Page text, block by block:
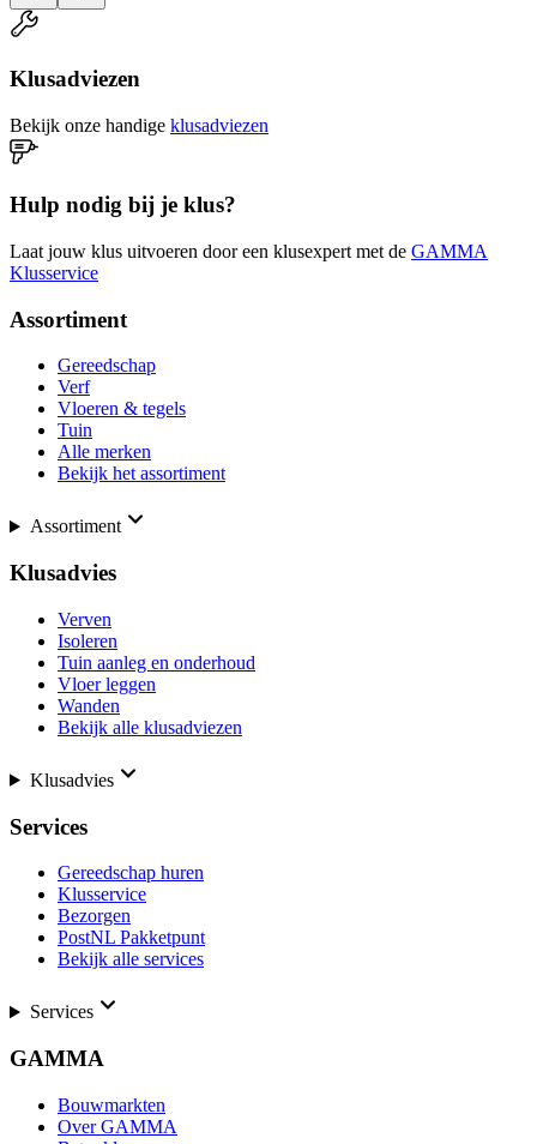
Klusadviezen
Bekijk onze handige klusadviezen
Hulp nodig bij je klus?
Laat jouw klus uitvoeren door een klusexpert met de GAMMA
Klusservice
Assortiment
Gereedschap
Verf
Vloeren & tegels
Tuin
Alle merken
Bekijk het assortiment
Assortiment
Klusadvies
Verven
Isoleren
Tuin aanleg en onderhoud
Vloer leggen
Wanden
Bekijk alle klusadviezen
Klusadvies
Services
Gereedschap huren
Klusservice
Bezorgen
PostNL Pakketpunt
Bekijk alle services
Services
GAMMA
Bouwmarkten
Over GAMMA